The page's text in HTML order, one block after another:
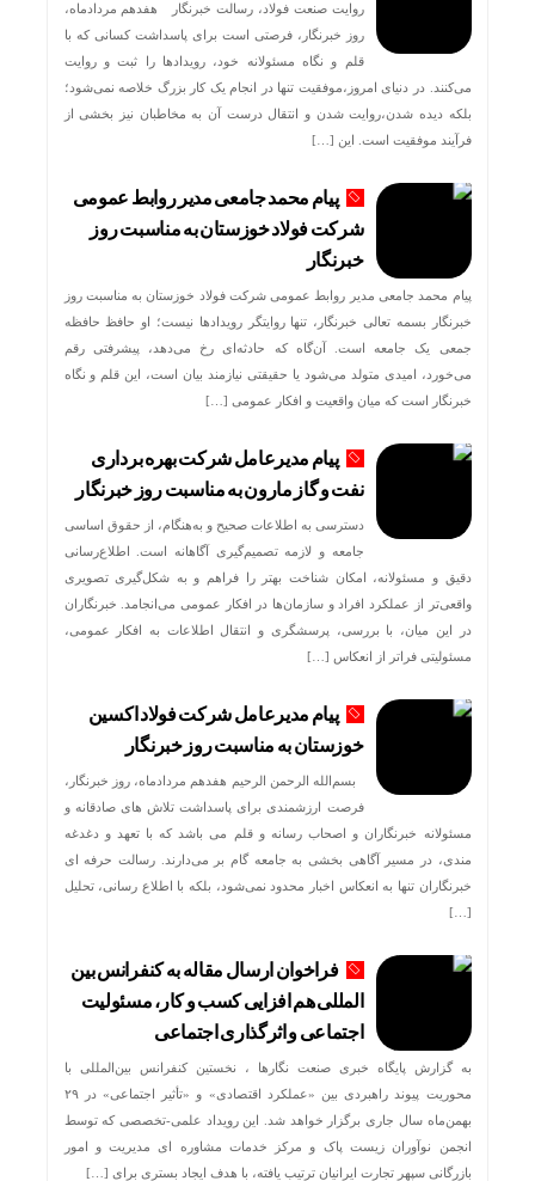
روایت صنعت فولاد،‌ رسالت خبرنگار هفدهم مردادماه،
روز خبرنگار، فرصتی است برای پاسداشت کسانی که با
قلم و نگاه مسئولانه خود، رویدادها را ثبت و روایت
می‌کنند. در دنیای امروز،موفقیت تنها در انجام یک کار بزرگ خلاصه نمی‌شود؛
بلکه دیده شدن،روایت شدن و انتقال درست آن به مخاطبان نیز بخشی از
فرآیند موفقیت است. این […]
پیام محمد جامعی مدیر روابط عمومی
شرکت فولاد خوزستان به مناسبت روز
خبرنگار
پیام محمد جامعی مدیر روابط عمومی شرکت فولاد خوزستان به مناسبت روز
خبرنگار بسمه تعالی خبرنگار، تنها روایتگر رویدادها نیست؛ او حافظ حافظه
جمعی یک جامعه است. آن‌گاه که حادثه‌ای رخ می‌دهد، پیشرفتی رقم
می‌خورد، امیدی متولد می‌شود یا حقیقتی نیازمند بیان است، این قلم و نگاه
خبرنگار است که میان واقعیت و افکار عمومی […]
پیام مدیرعامل شرکت بهره برداری
نفت و گاز مارون به مناسبت روز خبرنگار
دسترسی به اطلاعات صحیح و به‌هنگام، از حقوق اساسی
جامعه و لازمه تصمیم‌گیری آگاهانه است. اطلاع‌رسانی
دقیق و مسئولانه، امکان شناخت بهتر را فراهم و به شکل‌گیری تصویری
واقعی‌تر از عملکرد افراد و سازمان‌ها در افکار عمومی می‌انجامد. خبرنگاران
در این میان، با بررسی، پرسشگری و انتقال اطلاعات به افکار عمومی،
مسئولیتی فراتر از انعکاس […]
پیام مدیرعامل شرکت فولاد اکسین
خوزستان به مناسبت روز خبرنگار
بسم‌الله الرحمن الرحیم هفدهم مردادماه، روز خبرنگار،
فرصت ارزشمندی برای پاسداشت تلاش‌ های صادقانه و
مسئولانه خبرنگاران و اصحاب رسانه و قلم می باشد که با تعهد و دغدغه‌
مندی، در مسیر آگاهی‌ بخشی به جامعه گام بر می‌دارند. رسالت حرفه‌ ای
خبرنگاران تنها به انعکاس اخبار محدود نمی‌شود، بلکه با اطلاع رسانی، تحلیل
[…]
فراخوان ارسال مقاله به کنفرانس بین
المللی هم افزایی کسب و کار، مسئولیت
اجتماعی و اثرگذاری اجتماعی
به گزارش پایگاه خبری صنعت نگارها ، نخستین کنفرانس بین‌المللی با
محوریت پیوند راهبردی بین «عملکرد اقتصادی» و «تأثیر اجتماعی» در ۲۹
بهمن‌ماه سال جاری برگزار خواهد شد. این رویداد علمی-تخصصی که توسط
انجمن نوآوران زیست پاک و مرکز خدمات مشاوره ای مدیریت و امور
بازرگانی سپهر تجارت ایرانیان ترتیب یافته، با هدف ایجاد بستری برای […]